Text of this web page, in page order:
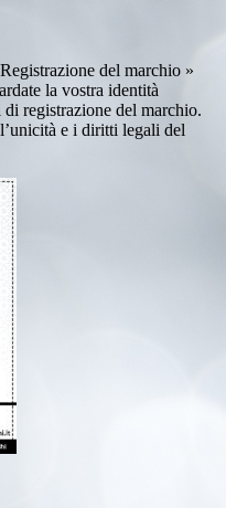
del marchio »
la vostra identità
registrazione del marchio.
e i diritti legali del